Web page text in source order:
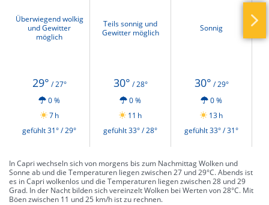
Überwiegend wolkig
und Gewitter
möglich
29° / 27°
0 %
7 h
gefühlt 31° / 29°
Teils sonnig und
Gewitter möglich
30° / 28°
0 %
11 h
gefühlt 33° / 28°
Sonnig
30° / 29°
0 %
13 h
gefühlt 33° / 31°
In Capri wechseln sich von morgens bis zum Nachmittag Wolken und
Sonne ab und die Temperaturen liegen zwischen 27 und 29°C. Abends ist
es in Capri wolkenlos und die Temperaturen liegen zwischen 28 und 29
Grad. In der Nacht bilden sich vereinzelt Wolken bei Werten von 28°C. Mit
Böen zwischen 11 und 25 km/h ist zu rechnen.